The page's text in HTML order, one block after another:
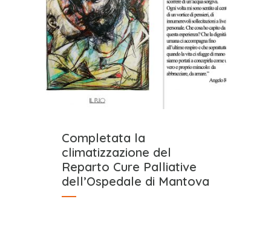
Completata la
climatizzazione del
Reparto Cure Palliative
dell’Ospedale di Mantova